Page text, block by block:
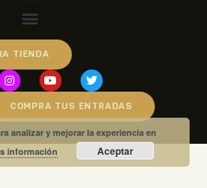
TIENDA
COMPRA TUS ENTRADAS
analizar y mejorar la experiencia en
información Aceptar